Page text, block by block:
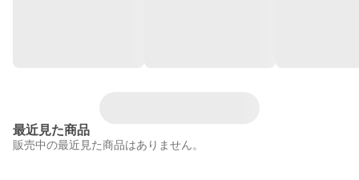
最近見た商品
販売中の最近見た商品はありません。